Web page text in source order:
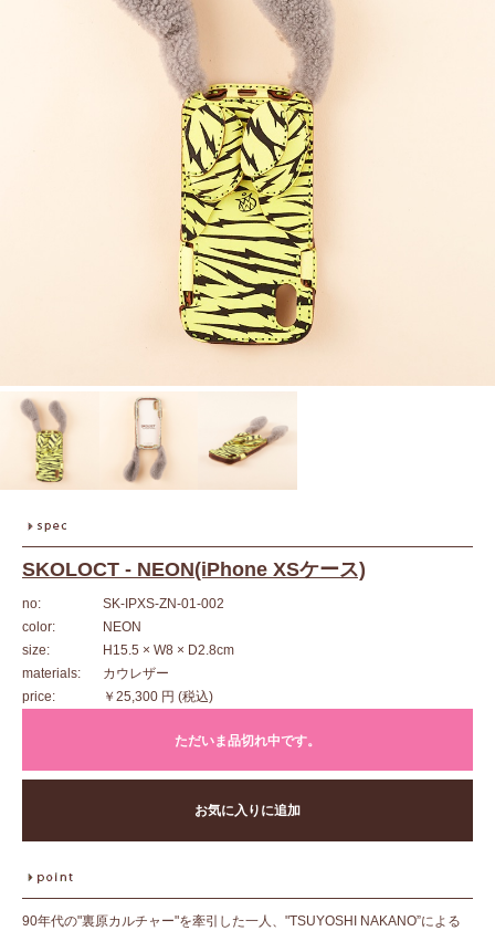
SKOLOCT - NEON(iPhone XSケース)
no:
SK-IPXS-ZN-01-002
color:
NEON
size:
H15.5 × W8 × D2.8cm
materials:
カウレザー
price:
￥25,300 円 (税込)
ただいま品切れ中です。
お気に入りに追加
90年代の"裏原カルチャー"を牽引した一人、"TSUYOSHI NAKANO”による